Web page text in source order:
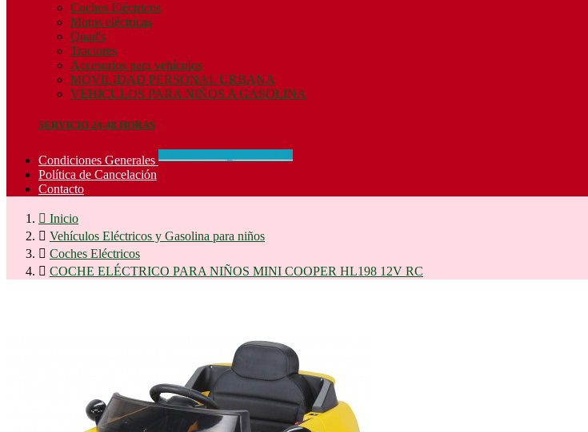
Coches Eléctricos
Motos eléctricas
Quad's
Tractores
Accesorios para vehículos
MOVILIDAD PERSONAL URBANA
VEHICULOS PARA NIÑOS A GASOLINA
SERVICIO 24-48 HORAS
Condiciones Generales
Política de Cancelación
Contacto
 Inicio
 Vehículos Eléctricos y Gasolina para niños
 Coches Eléctricos
 COCHE ELÉCTRICO PARA NIÑOS MINI COOPER HL198 12V RC